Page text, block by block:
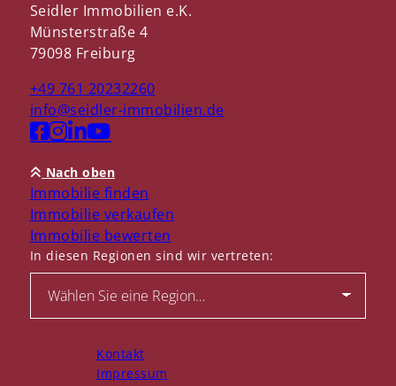
Seidler Immobilien e.K.
Münsterstraße 4
79098 Freiburg
+49 761 20232260
info@seidler-immobilien.de
In diesen Regionen sind wir vertreten:
Nach oben
Immobilie finden
Immobilie verkaufen
Immobilie bewerten
Kontakt
Impressum